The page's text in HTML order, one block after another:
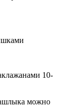
10-
можно